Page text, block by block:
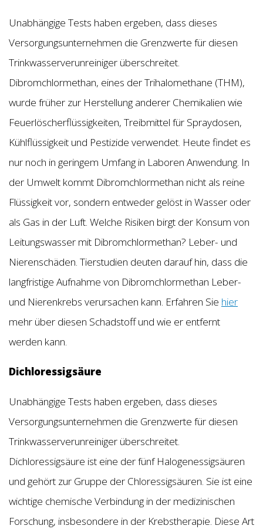
Unabhängige Tests haben ergeben, dass dieses
Versorgungsunternehmen die Grenzwerte für diesen
Trinkwasserverunreiniger überschreitet.
Dibromchlormethan, eines der Trihalomethane (THM),
wurde früher zur Herstellung anderer Chemikalien wie
Feuerlöscherflüssigkeiten, Treibmittel für Spraydosen,
Kühlflüssigkeit und Pestizide verwendet. Heute findet es
nur noch in geringem Umfang in Laboren Anwendung. In
der Umwelt kommt Dibromchlormethan nicht als reine
Flüssigkeit vor, sondern entweder gelöst in Wasser oder
als Gas in der Luft. Welche Risiken birgt der Konsum von
Leitungswasser mit Dibromchlormethan? Leber- und
Nierenschäden. Tierstudien deuten darauf hin, dass die
langfristige Aufnahme von Dibromchlormethan Leber-
und Nierenkrebs verursachen kann. Erfahren Sie hier
mehr über diesen Schadstoff und wie er entfernt
werden kann.
Dichloressigsäure
Unabhängige Tests haben ergeben, dass dieses
Versorgungsunternehmen die Grenzwerte für diesen
Trinkwasserverunreiniger überschreitet.
Dichloressigsäure ist eine der fünf Halogenessigsäuren
und gehört zur Gruppe der Chloressigsäuren. Sie ist eine
wichtige chemische Verbindung in der medizinischen
Forschung, insbesondere in der Krebstherapie. Diese Art